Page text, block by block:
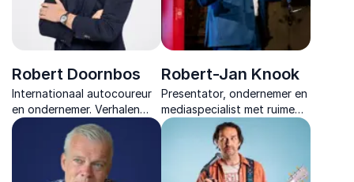
Robert Doornbos
Internationaal autocoureur
en ondernemer. Verhalen
over snelle besluitvorming,
precisie onder druk en het
meedogenloze streven naar
uitmuntendheid.
Robert-Jan Knook
Presentator, ondernemer en
mediaspecialist met ruime
ervaring in radio, televisie en
live events vol energie en
interactie.